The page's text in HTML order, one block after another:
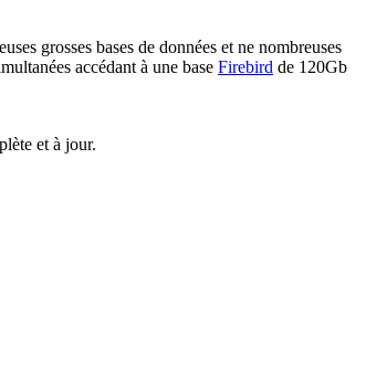
grosses bases de données et ne nombreuses
accédant à une base Firebird de 120Gb
et à jour.